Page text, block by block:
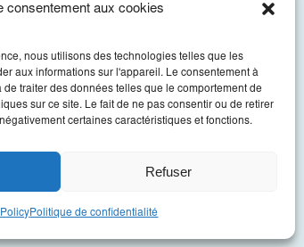
consentement aux cookies
nous utilisons des technologies telles que les
aux informations sur l'appareil. Le consentement à
traiter des données telles que le comportement de
sur ce site. Le fait de ne pas consentir ou de retirer
certaines caractéristiques et fonctions.
Refuser
Politique de confidentialité